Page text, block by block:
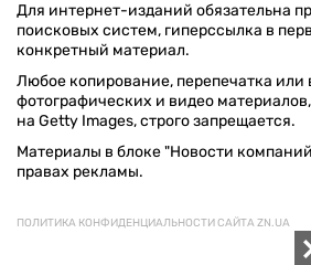
Для интернет-изданий обязательна
поисковых систем, гиперссылка в
конкретный материал.
Любое копирование, перепечатка или
фотографических и видео
на Getty Images, строго запрещается.
Материалы в блоке "Новости
правах рекламы.
ПОЛИТИКА КОНФИДЕНЦИАЛЬНОСТИ САЙТА ZN.UA
© 1994–2026 «ЗЕРКАЛО НЕДЕЛИ. УКРАИНА». ВСЕ